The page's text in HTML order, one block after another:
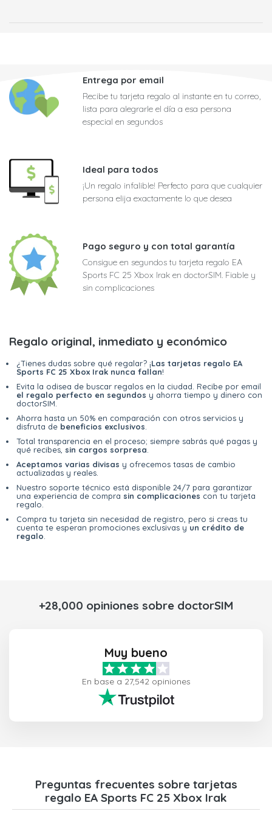
Entrega por email
Recibe tu tarjeta regalo al instante en tu correo,
lista para alegrarle el día a esa persona
especial en segundos
Ideal para todos
¡Un regalo infalible! Perfecto para que cualquier
persona elija exactamente lo que desea
Pago seguro y con total garantía
Consigue en segundos tu tarjeta regalo EA
Sports FC 25 Xbox Irak en doctorSIM. Fiable y
sin complicaciones
Regalo original, inmediato y económico
¿Tienes dudas sobre qué regalar? ¡Las tarjetas regalo EA
Sports FC 25 Xbox Irak nunca fallan!
Evita la odisea de buscar regalos en la ciudad. Recibe por email
el regalo perfecto en segundos y ahorra tiempo y dinero con
doctorSIM.
Ahorra hasta un 50% en comparación con otros servicios y
disfruta de beneficios exclusivos
Total transparencia en el proceso; siempre sabrás qué pagas y
qué recibes, sin cargos sorpresa
Aceptamos varias divisas y ofrecemos tasas de cambio
actualizadas y reales.
Nuestro soporte técnico está disponible 24/7 para garantizar
una experiencia de compra sin complicaciones con tu tarjeta
regalo.
Compra tu tarjeta sin necesidad de registro, pero si creas tu
cuenta te esperan promociones exclusivas y un crédito de
regalo
+28,000 opiniones sobre doctorSIM
Muy bueno
En base a 27,542 opiniones
Preguntas frecuentes sobre tarjetas
regalo EA Sports FC 25 Xbox Irak